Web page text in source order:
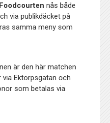
Foodcourten nås både
via publikdäcket på
samma meny som
är den här matchen
Ektorpsgatan och
som betalas via